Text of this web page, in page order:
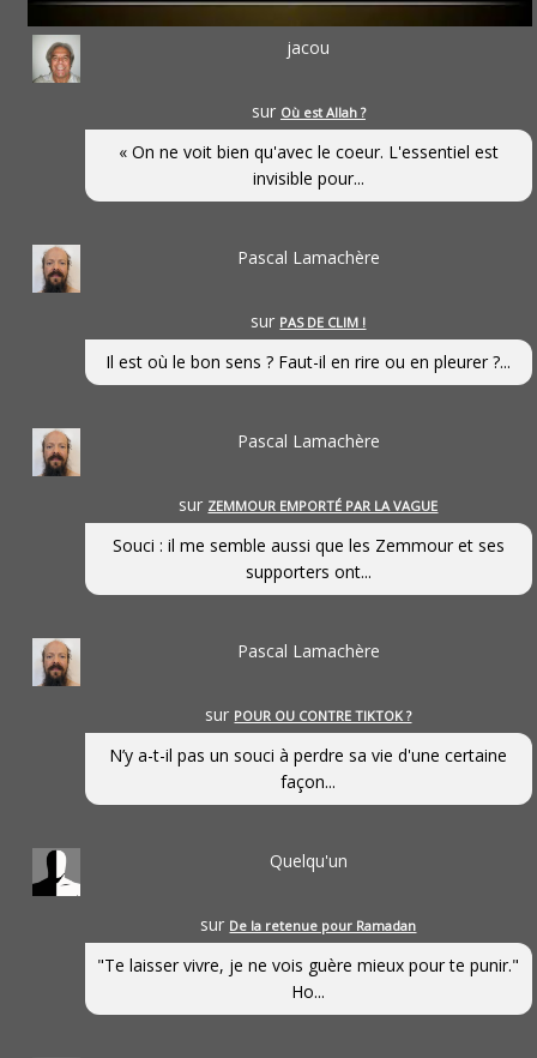
jacou
sur Où est Allah ?
« On ne voit bien qu'avec le coeur. L'essentiel est
invisible pour...
Pascal Lamachère
sur PAS DE CLIM !
Il est où le bon sens ? Faut-il en rire ou en pleurer ?...
Pascal Lamachère
sur ZEMMOUR EMPORTÉ PAR LA VAGUE
Souci : il me semble aussi que les Zemmour et ses
supporters ont...
Pascal Lamachère
sur POUR OU CONTRE TIKTOK ?
N’y a-t-il pas un souci à perdre sa vie d'une certaine
façon...
Quelqu'un
sur De la retenue pour Ramadan
"Te laisser vivre, je ne vois guère mieux pour te punir."
Ho...